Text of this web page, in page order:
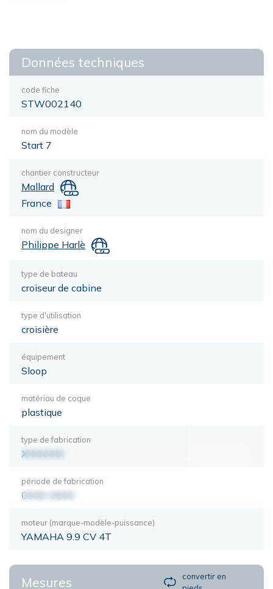
Données techniques
code fiche
STW002140
nom du modèle
Start 7
chantier constructeur
Mallard
France
nom du designer
Philippe Harlè
type de bateau
croiseur de cabine
type d'utilisation
croisière
équipement
Sloop
matériau de coque
plastique
type de fabrication
XXXXXXX
période de fabrication
0000-0000
moteur (marque-modèle-puissance)
YAMAHA 9.9 CV 4T
Mesures
convertir en